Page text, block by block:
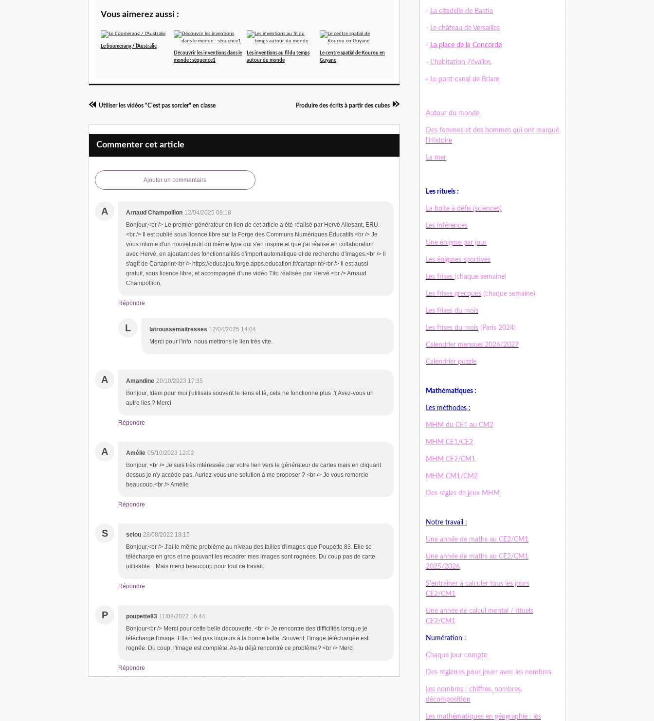
Vous aimerez aussi :
Le boomerang / l'Australie
Découvrir les inventions dans le
monde : séquence1
Les inventions au fil du temps
autour du monde
Le centre spatial de Kourou en
Guyane
Utiliser les vidéos "C'est pas sorcier" en classe Produire des écrits à partir des cubes
Commenter cet article
Ajouter un commentaire
A Arnaud Champollion 12/04/2025 08:18
Bonjour,<br /> Le premier générateur en lien de cet article a été réalisé par Hervé Allesant, ERU.
<br /> Il est publié sous licence libre sur la Forge des Communs Numériques Éducatifs.<br /> Je
vous infirme d'un nouvel outil du même type qui s'en inspire et que j'ai réalisé en collaboration
avec Hervé, en ajoutant des fonctionnalités d'import automatique et de recherche d'images.<br /> Il
s'agit de Cartaprint<br /> https://educajou.forge.apps.education.fr/cartaprint/<br /> Il est aussi
gratuit, sous licence libre, et accompagné d'une vidéo Tito réalisée par Hervé.<br /> Arnaud
Champollion,
Répondre
L latroussemaitresses 12/04/2025 14:04
Merci pour l'info, nous mettrons le lien très vite.
A Amandine 20/10/2023 17:35
Bonjour, Idem pour moi j'utilisais souvent le liens et là, cela ne fonctionne plus :'( Avez-vous un
autre lies ? Merci
Répondre
A Amélie 05/10/2023 12:02
Bonjour, <br /> Je suis très intéressée par votre lien vers le générateur de cartes mais en cliquant
dessus je n'y accède pas. Auriez-vous une solution à me proposer ? <br /> Je vous remercie
beaucoup.<br /> Amélie
Répondre
S selou 28/08/2022 18:15
Bonjour,<br /> J'ai le même problème au niveau des tailles d'images que Poupette 83. Elle se
télécharge en gros et ne pouvant les recadrer mes images sont rognées. Du coup pas de carte
utilisable... Mais merci beaucoup pour tout ce travail.
Répondre
P poupette83 11/08/2022 16:44
Bonjour<br /> Merci pour cette belle découverte. <br /> Je rencontre des difficiltés lorsque je
télécharge l'image. Elle n'est pas toujours à la bonne taille. Souvent, l'image téléchargée est
rognée. Du coup, l'image est complète. As-tu déjà rencontré ce problème? <br /> Merci
Répondre
- La citadelle de Bastia
- Le château de Versailles
- La place de la Concorde
- L'habitation Zévallos
- Le pont-canal de Briare
Autour du monde
Des femmes et des hommes qui ont marqué
l'Histoire
La mer
Les rituels :
La boite à défis (sciences)
Les inférences
Une énigme par jour
Les énigmes sportives
Les frises (chaque semaine)
Les frises grecques (chaque semaine)
Les frises du mois
Les frises du mois (Paris 2024)
Calendrier mensuel 2026/2027
Calendrier puzzle
Mathématiques :
Les méthodes :
MHM du CE1 au CM2
MHM CE1/CE2
MHM CE2/CM1
MHM CM1/CM2
Des règles de jeux MHM
Notre travail :
Une année de maths au CE2/CM1
Une année de maths au CE2/CM1
2025/2026
S'entrainer à calculer tous les jours
CE2/CM1
Une année de calcul mental / rituels
CE2/CM1
Numération :
Chaque jour compte
Des réglettes pour jouer avec les nombres
Les nombres : chiffres, nombres,
décomposition
Les mathématiques en géographie : les